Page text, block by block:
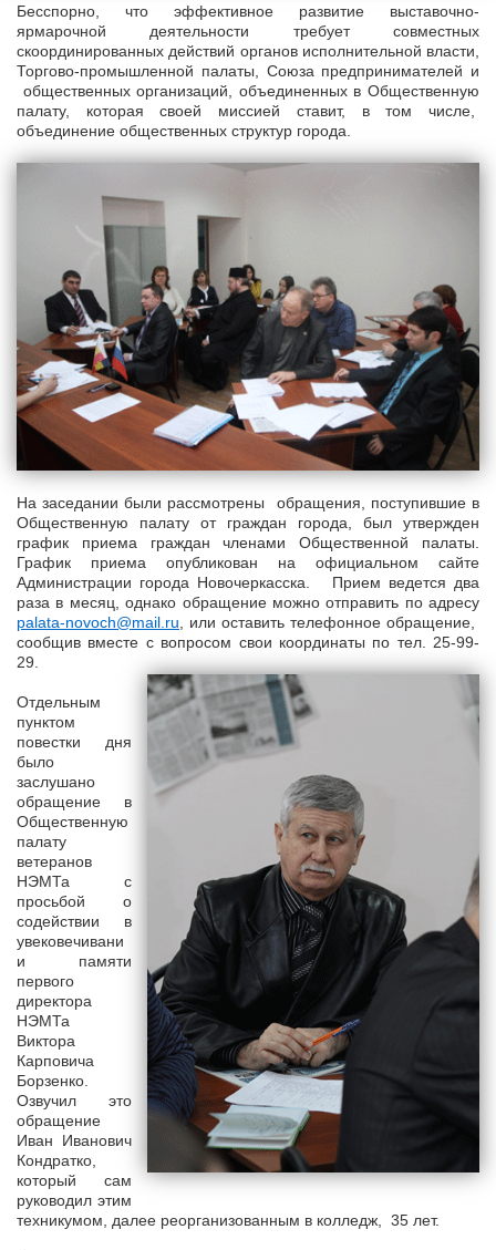
Бесспорно, что эффективное развитие выставочно-
ярмарочной деятельности требует совместных
скоординированных действий органов исполнительной власти,
Торгово-промышленной палаты, Союза предпринимателей и
общественных организаций, объединенных в Общественную
палату, которая своей миссией ставит, в том числе,
объединение общественных структур города.
На заседании были рассмотрены обращения, поступившие в
Общественную палату от граждан города, был утвержден
график приема граждан членами Общественной палаты.
График приема опубликован на официальном сайте
Администрации города Новочеркасска. Прием ведется два
раза в месяц, однако обращение можно отправить по адресу
palata-novoch@mail.ru, или оставить телефонное обращение,
сообщив вместе с вопросом свои координаты по тел. 25-99-
29.
Отдельным
пунктом
повестки дня
было
заслушано
обращение в
Общественную
палату
ветеранов
НЭМТа с
просьбой о
содействии в
увековечивани
и памяти
первого
директора
НЭМТа
Виктора
Карповича
Борзенко.
Озвучил это
обращение
Иван Иванович
Кондратко,
который сам
руководил этим
техникумом, далее реорганизованным в колледж, 35 лет.